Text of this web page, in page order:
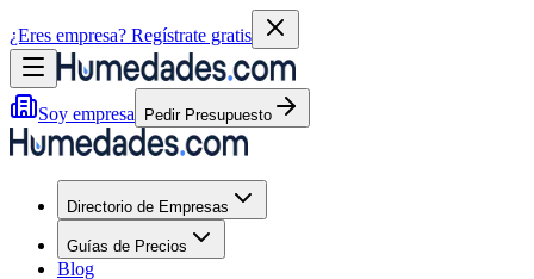
¿Eres empresa? Regístrate gratis
Soy empresa Pedir Presupuesto
Directorio de Empresas
Guías de Precios
Blog